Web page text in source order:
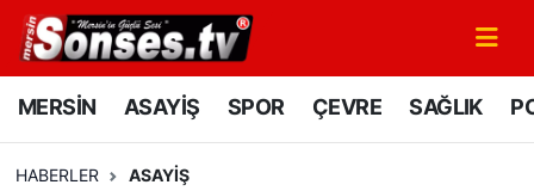
MERSİN ASAYİŞ SPOR ÇEVRE SAĞLIK
HABERLER ASAYİŞ
MERSİN
Mersin Nöbetçi Eczaneler